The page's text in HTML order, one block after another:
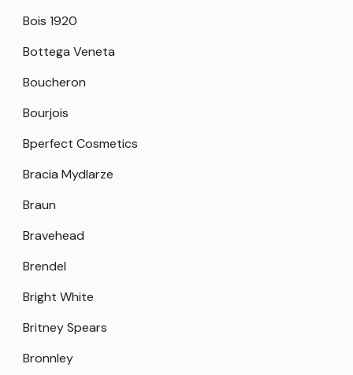
Bois 1920
Bottega Veneta
Boucheron
Bourjois
Bperfect Cosmetics
Bracia Mydlarze
Braun
Bravehead
Brendel
Bright White
Britney Spears
Bronnley